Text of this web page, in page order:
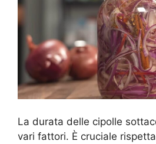
La durata delle cipolle
vari fattori. È cruciale